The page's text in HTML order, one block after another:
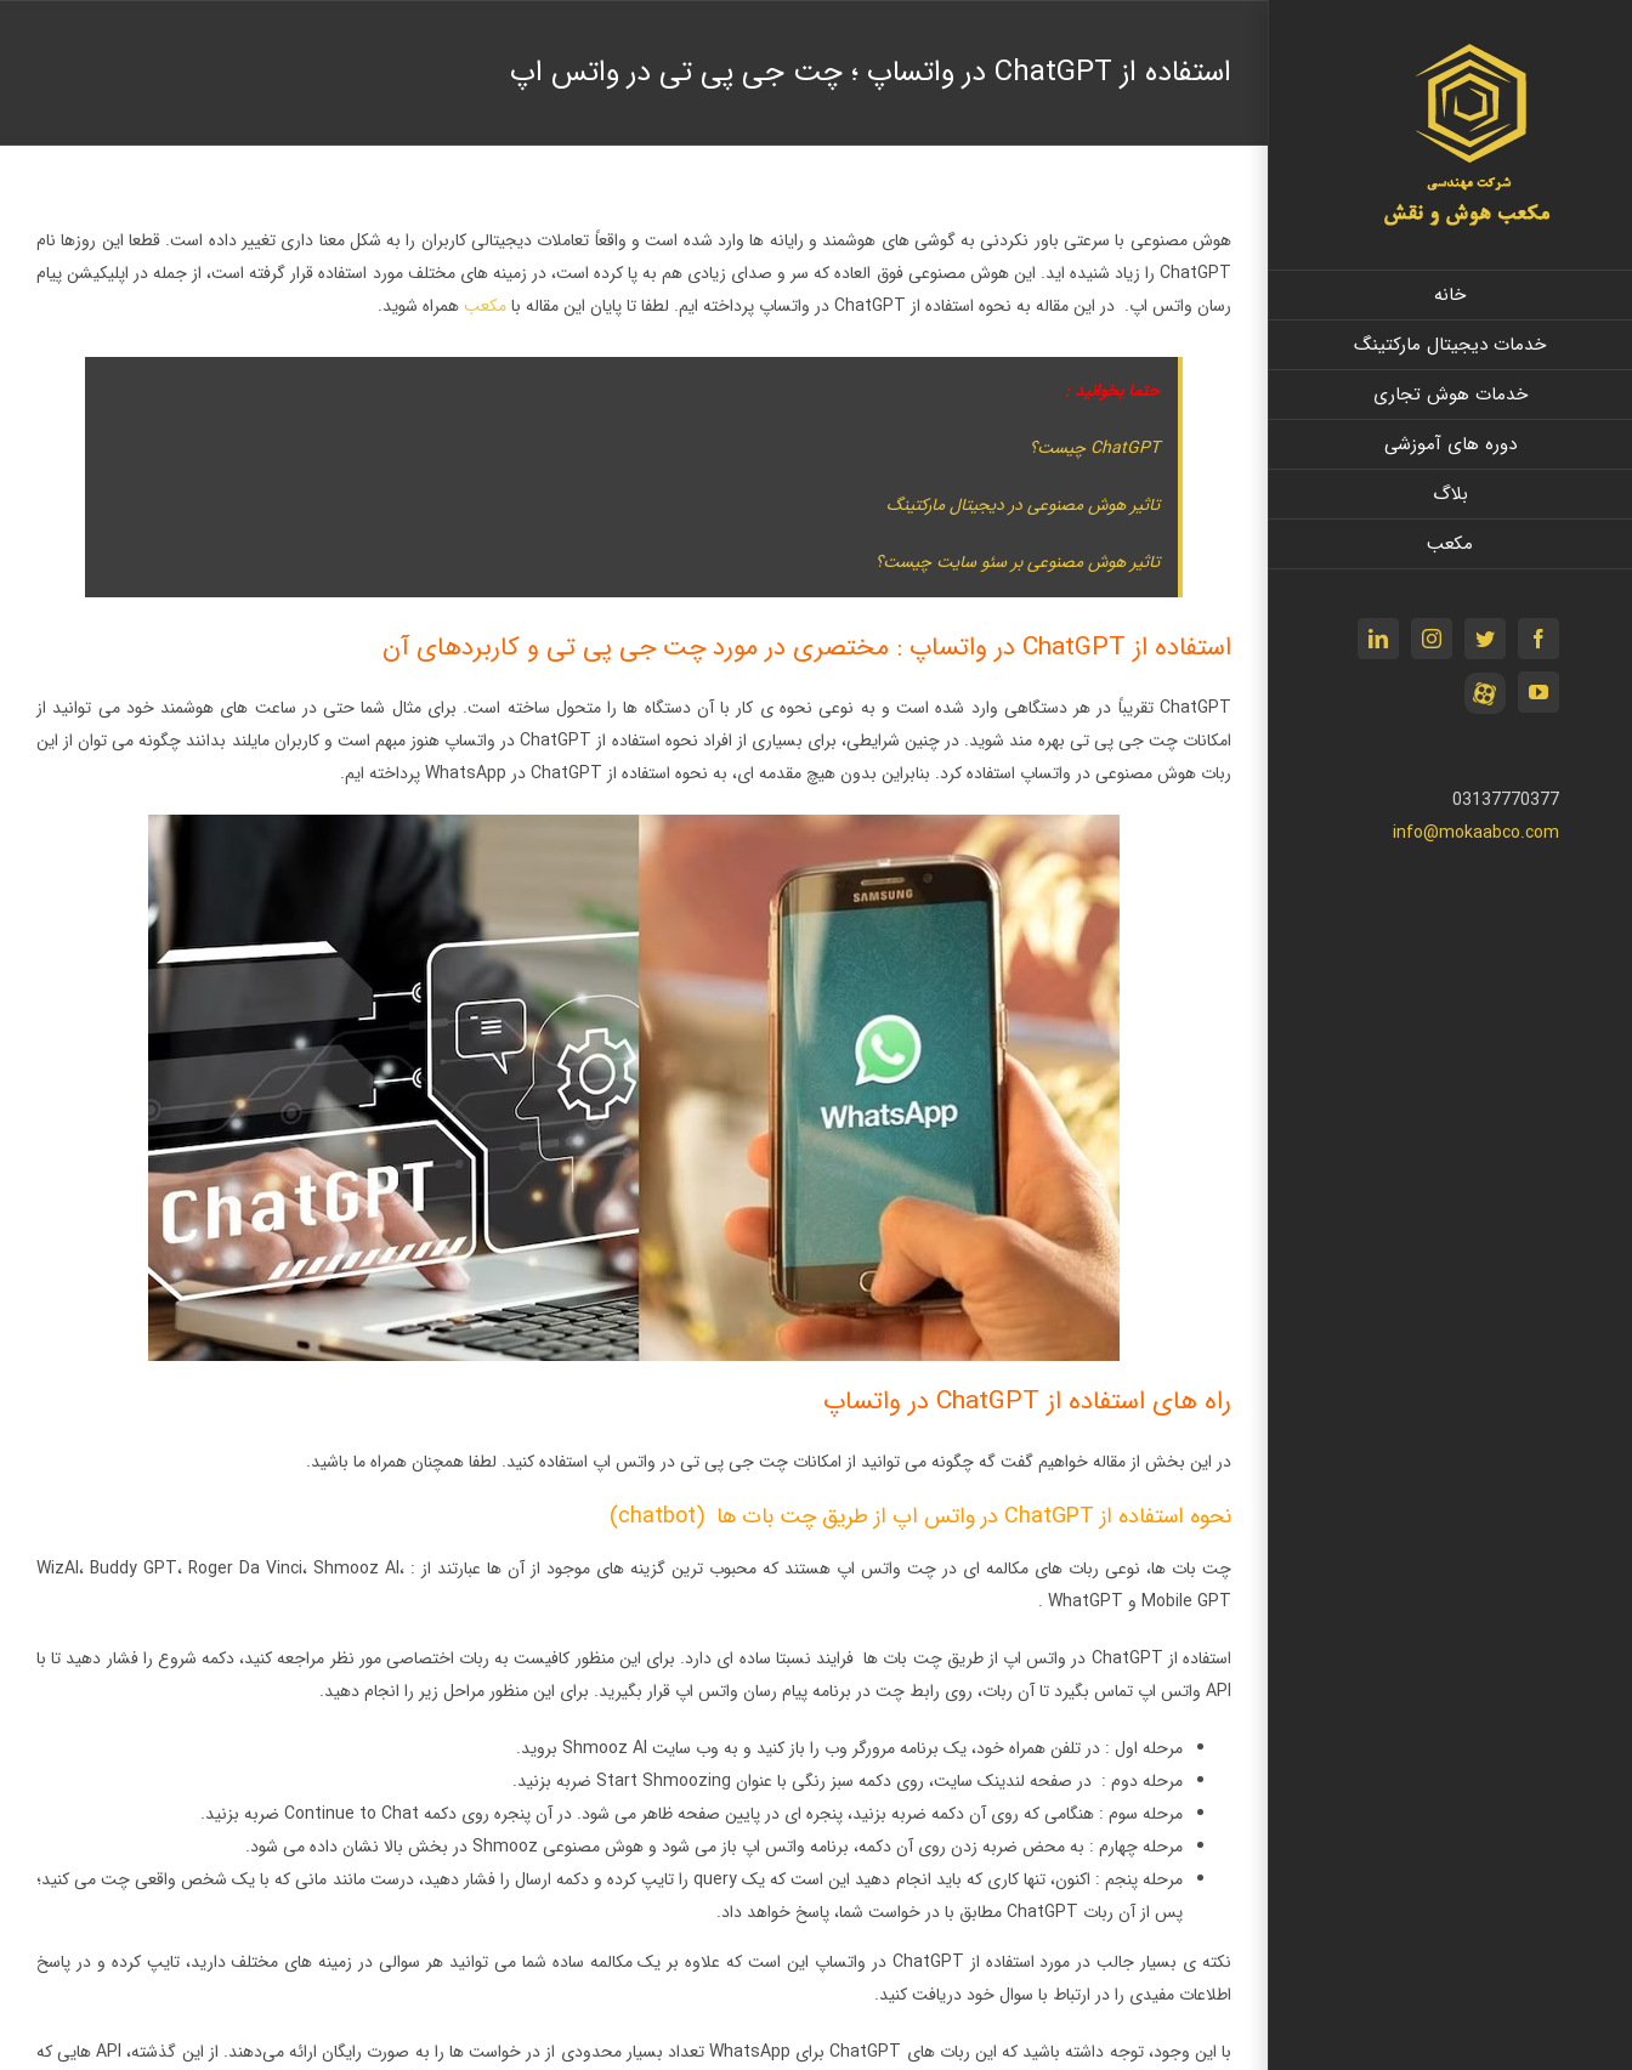
خانه
خدمات دیجیتال مارکتینگ
خدمات هوش تجاری
دوره های آموزشی
بلاگ
مکعب
facebook
twitter
instagram
linkedin
youtube
آپارات
03137770377
info@mokaabco.com
استفاده از ChatGPT در واتساپ ؛ چت جی پی تی در واتس اپ
هوش مصنوعی با سرعتی باور نکردنی به گوشی ‌های هوشمند و رایانه ‌ها وارد شده است و واقعاً تعاملات دیجیتالی کاربران را به شکل معنا داری تغییر داده است. قطعا این روزها نام
ChatGPT را زیاد شنیده اید. این هوش مصنوعی فوق العاده که سر و صدای زیادی هم به پا کرده است، در زمینه های مختلف مورد استفاده قرار گرفته است، از جمله در اپلیکیشن پیام
رسان واتس اپ. در این مقاله به نحوه استفاده از ChatGPT در واتساپ پرداخته ایم. لطفا تا پایان این مقاله با
مکعبهمراه شوید.
حتما بخوانید :
ChatGPT چیست؟
تاثیر هوش مصنوعی در دیجیتال مارکتینگ
تاثیر هوش مصنوعی بر سئو سایت چیست؟
استفاده از ChatGPT در واتساپ : مختصری در مورد چت جی پی تی و کاربردهای آن
ChatGPT تقریباً در هر دستگاهی وارد شده است و به نوعی نحوه ی کار با آن دستگاه ها را متحول ساخته است. برای مثال شما حتی در ساعت های هوشمند خود می توانید از
امکانات چت جی پی تی بهره مند شوید. در چنین شرایطی، برای بسیاری از افراد نحوه استفاده از ChatGPT در واتساپ هنوز مبهم است و کاربران مایلند بدانند چگونه می توان از این
ربات هوش مصنوعی در واتساپ استفاده کرد. بنابراین بدون هیچ مقدمه ای، به نحوه استفاده از ChatGPT در WhatsApp پرداخته ایم.
راه های استفاده از ChatGPT در واتساپ
در این بخش از مقاله خواهیم گفت گه چگونه می توانید از امکانات چت جی پی تی در واتس اپ استفاده کنید. لطفا همچنان همراه ما باشید.
نحوه استفاده از ChatGPT در واتس اپ از طریق چت بات ها (chatbot)
چت بات ها، نوعی ربات‌ های مکالمه ای در چت واتس ‌اپ هستند که محبوب ترین گزینه های موجود از آن ها عبارتند از : WizAI، Buddy GPT، Roger Da Vinci، Shmooz AI،
Mobile GPT و WhatGPT .
استفاده از ChatGPT در واتس اپ از طریق چت بات ها فرایند نسبتا ساده ای دارد. برای این منظور کافیست به ربات اختصاصی مور نظر مراجعه کنید، دکمه شروع را فشار دهید تا با
API واتس اپ تماس بگیرد تا آن ربات، روی رابط چت در برنامه پیام رسان واتس اپ قرار بگیرید. برای این منظور مراحل زیر را انجام دهید.
مرحله اول : در تلفن همراه خود، یک برنامه مرورگر وب را باز کنید و به وب سایت Shmooz AI بروید.
مرحله دوم : در صفحه لندینک سایت، روی دکمه سبز رنگی با عنوان Start Shmoozing ضربه بزنید.
مرحله سوم : هنگامی که روی آن دکمه ضربه بزنید، پنجره ای در پایین صفحه ظاهر می شود. در آن پنجره روی دکمه Continue to Chat ضربه بزنید.
مرحله چهارم : به محض ضربه زدن روی آن دکمه، برنامه واتس اپ باز می شود و هوش مصنوعی Shmooz در بخش بالا نشان داده می شود.
مرحله پنجم : اکنون، تنها کاری که باید انجام دهید این است که یک query را تایپ کرده و دکمه ارسال را فشار دهید، درست مانند مانی که با یک شخص واقعی چت می کنید؛
پس از آن ربات ChatGPT مطابق با در خواست شما، پاسخ خواهد داد.
نکته ی بسیار جالب در مورد استفاده از ChatGPT در واتساپ این است که علاوه بر یک مکالمه ساده شما می توانید هر سوالی در زمینه های مختلف دارید، تایپ کرده و در پاسخ
اطلاعات مفیدی را در ارتباط با سوال خود دریافت کنید.
با این وجود، توجه داشته باشید که این ربات ‌های ChatGPT برای WhatsApp تعداد بسیار محدودی از در خواست ‌ها را به صورت رایگان ارائه می‌دهند. از این گذشته، API هایی که